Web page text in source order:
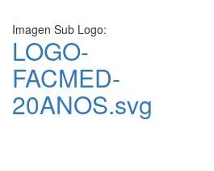
Imagen Sub Logo:
LOGO-
FACMED-
20ANOS.svg